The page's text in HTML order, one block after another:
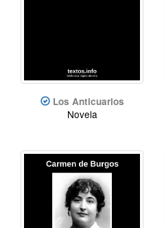
Los Anticuarios
Novela